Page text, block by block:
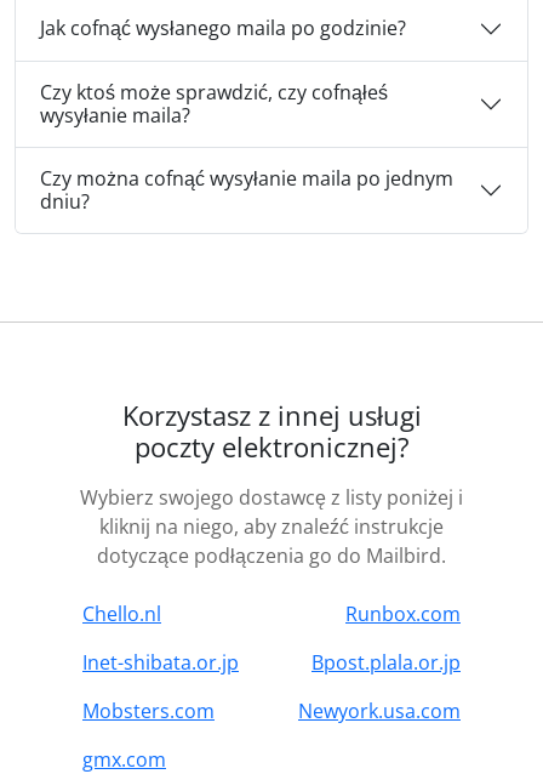
Jak cofnąć wysłanego maila po godzinie?
Czy ktoś może sprawdzić, czy cofnąłeś
wysyłanie maila?
Czy można cofnąć wysyłanie maila po jednym
dniu?
Korzystasz z innej usługi
poczty elektronicznej?
Wybierz swojego dostawcę z listy poniżej i
kliknij na niego, aby znaleźć instrukcje
dotyczące podłączenia go do Mailbird.
Chello.nl
Runbox.com
Inet-shibata.or.jp
Bpost.plala.or.jp
Mobsters.com
Newyork.usa.com
gmx.com